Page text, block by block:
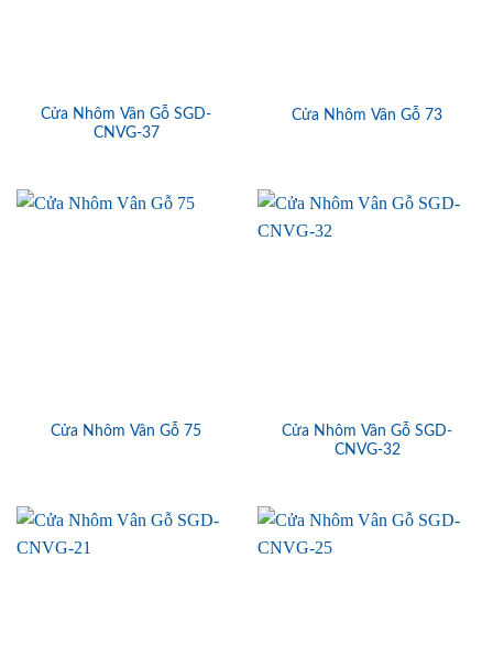
Cửa Nhôm Vân Gỗ SGD-
CNVG-37
Cửa Nhôm Vân Gỗ 73
Cửa Nhôm Vân Gỗ 75
Cửa Nhôm Vân Gỗ SGD-
CNVG-32